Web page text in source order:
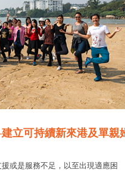
立可持續新來港及單親
或是服務不足，以至出現適應困